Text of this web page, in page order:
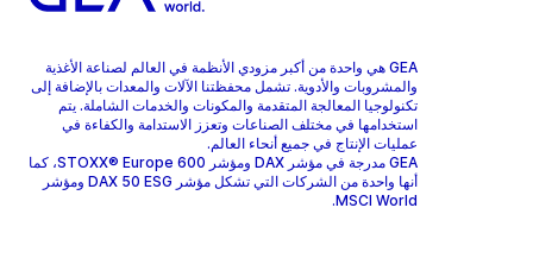
GEA هي واحدة من أكبر مزودي الأنظمة في العالم لصناعة الأغذية
والمشروبات والأدوية. تشمل محفظتنا الآلات والمعدات بالإضافة إلى
تكنولوجيا المعالجة المتقدمة والمكونات والخدمات الشاملة. يتم
استخدامها في مختلف الصناعات وتعزز الاستدامة والكفاءة في
عمليات الإنتاج في جميع أنحاء العالم.
GEA مدرجة في مؤشر DAX ومؤشر STOXX® Europe 600، كما
أنها واحدة من الشركات التي تشكل مؤشر DAX 50 ESG ومؤشر
MSCI World.